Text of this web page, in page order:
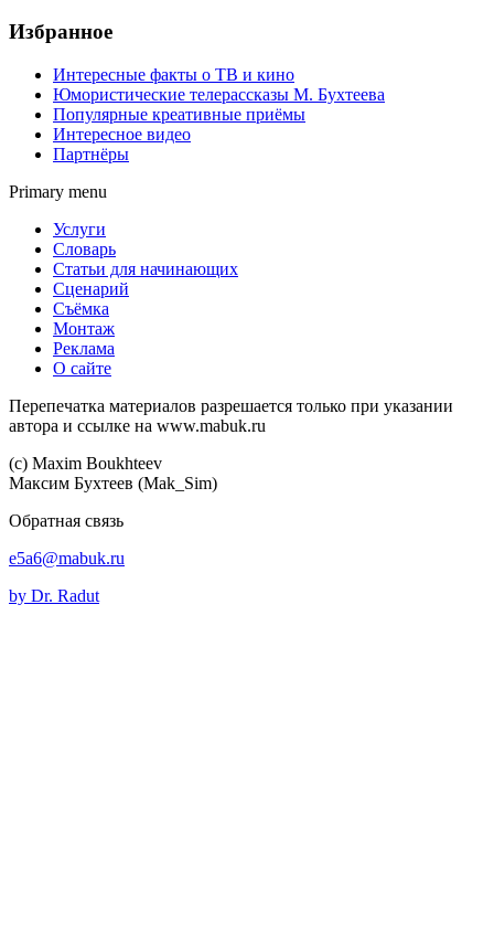
Избранное
Интересные факты о ТВ и кино
Юмористические телерассказы М. Бухтеева
Популярные креативные приёмы
Интересное видео
Партнёры
Primary menu
Услуги
Словарь
Статьи для начинающих
Сценарий
Съёмка
Монтаж
Реклама
О сайте
Перепечатка материалов разрешается только при указании
автора и ссылке на www.mabuk.ru
(c) Maхim Boukhteev
Максим Бухтеев (Mak_Sim)
Обратная связь
e5a6@mabuk.ru
by Dr. Radut